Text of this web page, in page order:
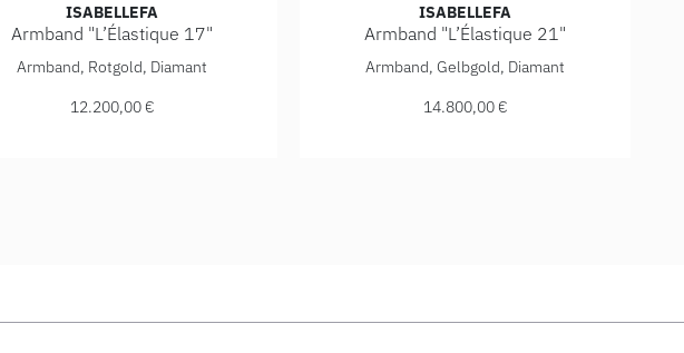
41ARM-ROS, Preis: 11.950,00 €
ISABELLEFA
Armband "L’Élastique 17"
Armband "L’Élastique 17", Ref: 02150/17/41ARM-RR, Preis: 12.200,00 €
Armband, Rotgold, Diamant
12.200,00 €
ISABELLEFA
Armband "L’Élastique 21"
IsabelleFa Armband "L’Élastique 21", Ref:
Armband, Gelbgold, Diamant
14.800,00 €